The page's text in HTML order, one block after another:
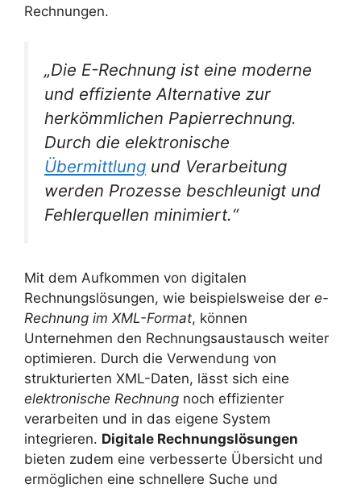
Rechnungen.
„Die E-Rechnung ist eine moderne
und effiziente Alternative zur
herkömmlichen Papierrechnung.
Durch die elektronische
Übermittlung und Verarbeitung
werden Prozesse beschleunigt und
Fehlerquellen minimiert.“
Mit dem Aufkommen von digitalen
Rechnungslösungen, wie beispielsweise der e-
Rechnung im XML-Format, können
Unternehmen den Rechnungsaustausch weiter
optimieren. Durch die Verwendung von
strukturierten XML-Daten, lässt sich eine
elektronische Rechnung noch effizienter
verarbeiten und in das eigene System
integrieren. Digitale Rechnungslösungen
bieten zudem eine verbesserte Übersicht und
ermöglichen eine schnellere Suche und